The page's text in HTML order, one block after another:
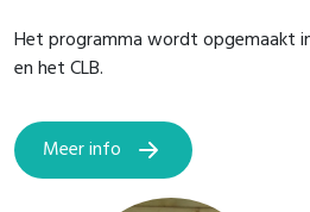
Het programma wordt opgemaakt
en het CLB.
Meer info